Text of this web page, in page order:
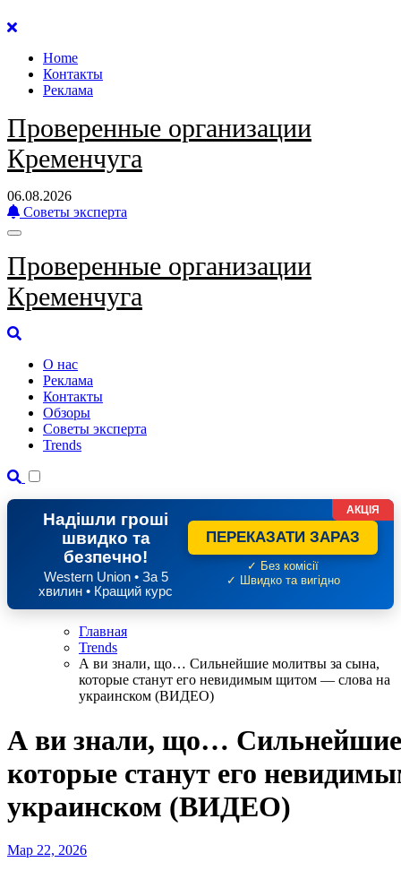
Перейти
содержанию
Home
Контакты
Реклама
Проверенные организации
Кременчуга
06.08.2026
Советы эксперта
Проверенные организации
Кременчуга
О нас
Реклама
Контакты
Обзоры
Советы эксперта
Trends
Надішли гроші
швидко та
безпечно!
Western Union • За 5
хвилин • Кращий курс
ПЕРЕКАЗАТИ ЗАРАЗ
✓ Без комісії
✓ Швидко та вигідно
АКЦІЯ
Главная
Trends
А ви знали, що… Сильнейшие молитвы за сына,
которые станут его невидимым щитом — слова на
украинском (ВИДЕО)
А ви знали, що…
которые станут его
украинском (ВИДЕО)
Мар 22, 2026